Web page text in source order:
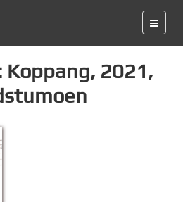
Koppang, 2021,